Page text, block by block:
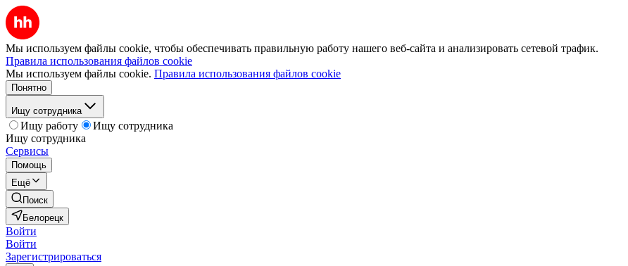
Мы используем файлы cookie, чтобы обеспечивать правильную работу нашего веб-сайта и анализировать сетевой трафик.
Правила использования файлов cookie
Мы используем файлы cookie. Правила использования файлов cookie
Понятно
Ищу сотрудника
Ищу работу
Ищу сотрудника
Ищу сотрудника
Сервисы
Помощь
Ещё
Поиск
Белорецк
Войти
Войти
Зарегистрироваться